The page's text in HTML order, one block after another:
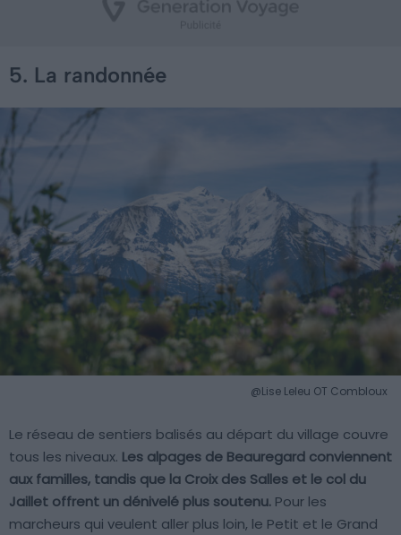
5. La randonnée
@Lise Leleu OT Combloux
Le réseau de sentiers balisés au départ du village couvre
tous les niveaux. Les alpages de Beauregard conviennent
aux familles, tandis que la Croix des Salles et le col du
Jaillet offrent un dénivelé plus soutenu. Pour les
marcheurs qui veulent aller plus loin, le Petit et le Grand